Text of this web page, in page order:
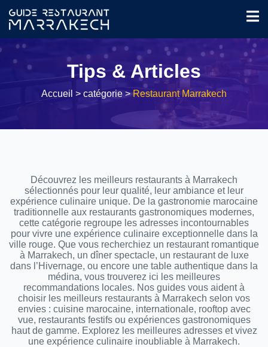
Tips & Articles
Accueil > catégorie >Restaurant Marrakech
Découvrez les meilleurs restaurants à Marrakech
sélectionnés pour leur qualité, leur ambiance et leur
expérience culinaire unique. De la gastronomie marocaine
traditionnelle aux restaurants gastronomiques modernes,
cette catégorie regroupe les adresses incontournables
pour vivre une expérience culinaire exceptionnelle dans la
ville rouge. Que vous recherchiez un restaurant romantique
à Marrakech, un dîner spectacle, un restaurant de luxe
dans l’Hivernage, ou encore une table authentique dans la
médina, vous trouverez ici les meilleures
recommandations locales. Nos guides vous aident à
choisir les meilleurs restaurants à Marrakech selon vos
envies : cuisine marocaine, internationale, rooftop avec
vue, restaurants festifs ou expériences gastronomiques
haut de gamme. Explorez les meilleures adresses et vivez
une expérience culinaire inoubliable à Marrakech.